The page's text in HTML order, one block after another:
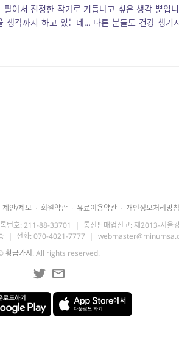
아서 진정한 작가로 거듭나고 싶은 생각 뿐입
생각까지 하고 있는데… 다른 분들도 건강 챙기
제안/제보 · 회원약관 · 유료이용약관 · 개인정보처리방침
번호: 211-88-33701 | 통신판매업신고: 제2013-서울
| 전화: 070-4021-7777 |
황금가지 . All rights reserved.